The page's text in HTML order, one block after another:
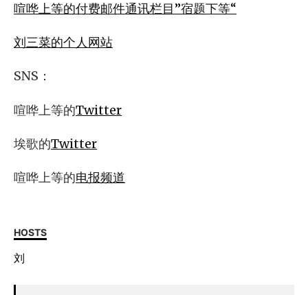
喧哗上等的付费邮件通讯栏目”宿题下等“
刘三菜的个人网站
SNS：
喧哗上等的Twitter
埃歌的Twitter
喧哗上等的电报频道
HOSTS
刘